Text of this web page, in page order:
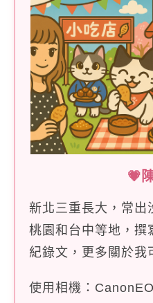
💗
新北三重長大，常出
桃園和台中等地，撰
紀錄文，更多關於我
使用相機：